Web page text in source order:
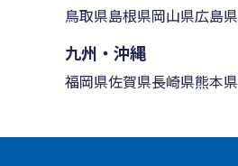
鳥取県島根県岡山県広島県
九州・沖縄
福岡県佐賀県長崎県熊本県